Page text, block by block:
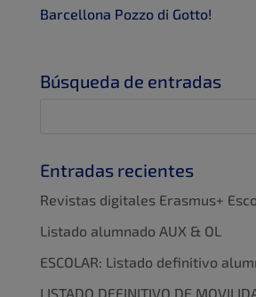
Barcellona Pozzo di Gotto!
Búsqueda de entradas
Entradas recientes
Revistas digitales Erasmus+
Listado alumnado AUX & OL
ESCOLAR: Listado definitivo
LISTADO DEFINITIVO DE